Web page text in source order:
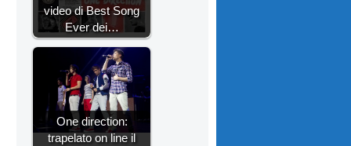
video di Best Song
Ever dei…
One direction:
trapelato on line il